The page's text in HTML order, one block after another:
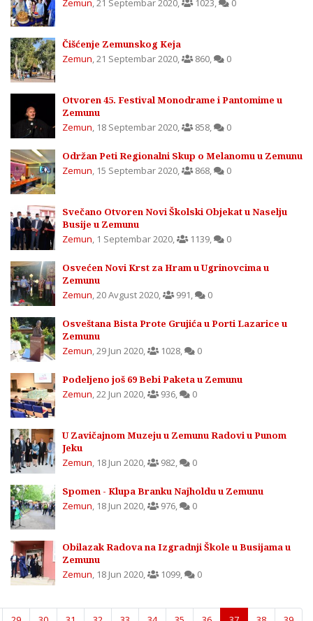
Zemun,21 Septembar 2020, 1023, 0
Čišćenje Zemunskog Keja
Zemun,21 Septembar 2020, 860, 0
Otvoren 45. Festival Monodrame i Pantomime u
Zemunu
Zemun, 18 Septembar 2020, 858, 0
Održan Peti Regionalni Skup o Melanomu u Zemunu
Zemun, 15 Septembar 2020, 868, 0
Svečano Otvoren Novi Školski Objekat u Naselju
Busije u Zemunu
Zemun, 1 Septembar 2020, 1139, 0
Osvećen Novi Krst za Hram u Ugrinovcima u
Zemunu
Zemun,20 Avgust 2020, 991, 0
Osveštana Bista Prote Grujića u Porti Lazarice u
Zemunu
Zemun,29 Jun 2020, 1028, 0
Podeljeno još 69 Bebi Paketa u Zemunu
Zemun,22 Jun 2020, 936, 0
U Zavičajnom Muzeju u Zemunu Radovi u Punom
Jeku
Zemun, 18 Jun 2020, 982, 0
Spomen - Klupa Branku Najholdu u Zemunu
Zemun, 18 Jun 2020, 976, 0
Obilazak Radova na Izgradnji Škole u Busijama u
Zemunu
Zemun, 18 Jun 2020, 1099, 0